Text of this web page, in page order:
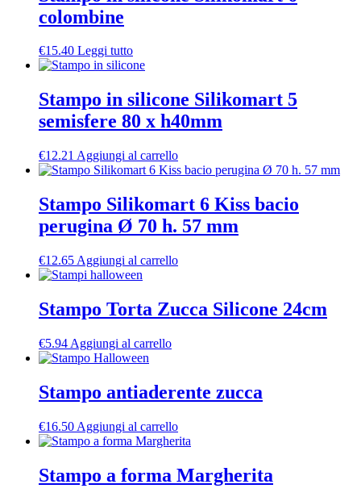
colombine
€15.40 Leggi tutto
Stampo in silicone Silikomart 5
semisfere 80 x h40mm
€12.21 Aggiungi al carrello
Stampo Silikomart 6 Kiss bacio
perugina Ø 70 h. 57 mm
€12.65 Aggiungi al carrello
Stampo Torta Zucca Silicone 24cm
€5.94 Aggiungi al carrello
Stampo antiaderente zucca
€16.50 Aggiungi al carrello
Stampo a forma Margherita